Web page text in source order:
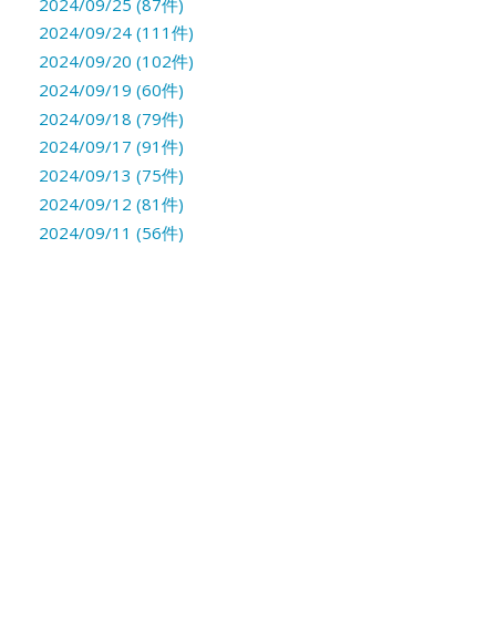
2024/09/24 (111件)
2024/09/20 (102件)
2024/09/19 (60件)
2024/09/18 (79件)
2024/09/17 (91件)
2024/09/13 (75件)
2024/09/12 (81件)
2024/09/11 (56件)